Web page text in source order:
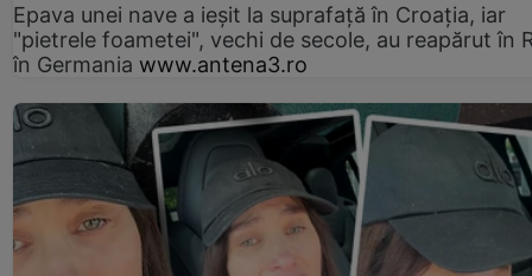
Epava unei nave a ieșit la suprafață în Croația, iar
"pietrele foametei", vechi de secole, au reapărut în
în Germania www.antena3.ro